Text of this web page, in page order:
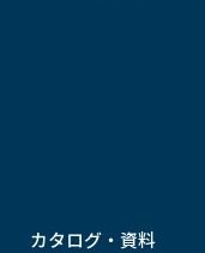
カタログ・資料